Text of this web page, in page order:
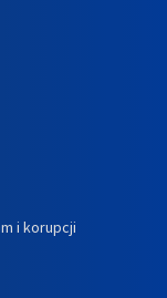
i korupcji